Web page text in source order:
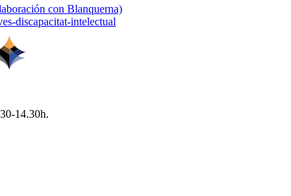
con Blanquerna)
discapacitat-intelectual
14.30h.